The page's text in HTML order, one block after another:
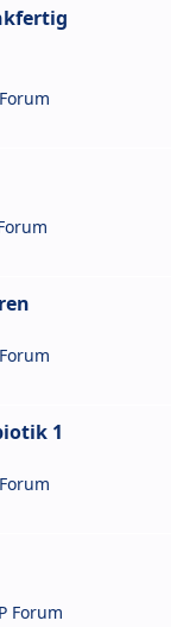
1
Forum